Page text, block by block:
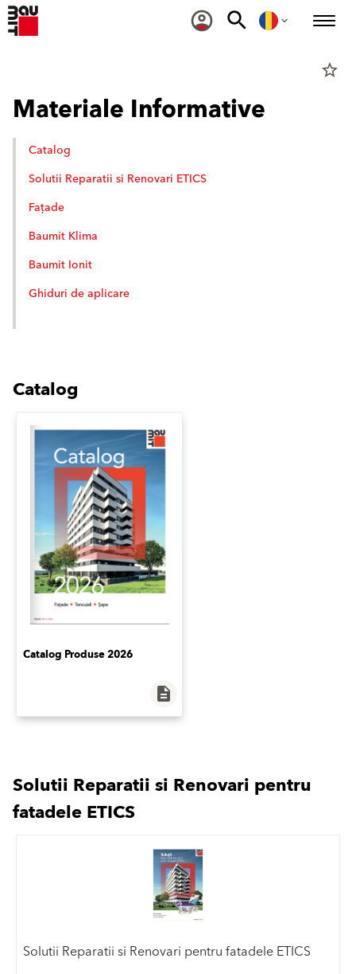
star_border
Materiale Informative
Catalog
Solutii Reparatii si Renovari ETICS
Fațade
Baumit Klima
Baumit Ionit
Ghiduri de aplicare
Catalog
Catalog Produse 2026
description
Solutii Reparatii si Renovari pentru
fatadele ETICS
Solutii Reparatii si Renovari pentru fatadele ETICS